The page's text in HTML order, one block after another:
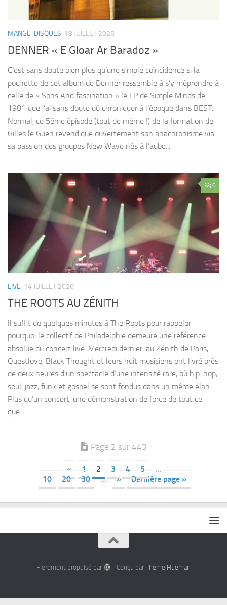
MANGE-DISQUES 18 JUILLET 2026
DENNER « E Gloar Ar Baradoz »
C’est sans doute bien plus qu’une simple coïncidence si la
pochette de cet album de Denner ressemble à s’y méprendre à
celle de « Sons And fascination » le LP de Simple Minds de
1981 que j’ai sans doute dû chroniquer à l’époque dans BEST.
Normal, ce 5éme épisode (tout de même !) de la formation de
Gilles le Guen revendique ouvertement son anachronisme via
sa passion des groupes New Wave nés à l’aube...
0
LIVE 14 JUILLET 2026
THE ROOTS AU ZÉNITH
Il suffit de quelques minutes à The Roots pour rappeler
pourquoi le collectif de Philadelphie demeure une référence
absolue du concert live. Mercredi dernier, au Zénith de Paris,
Questlove, Black Thought et leurs huit musiciens ont livré près
de deux heures d’un spectacle d’une intensité rare, où hip-hop,
soul, jazz, funk et gospel se sont fondus dans un même élan.
Plus qu’un concert, une démonstration de force de tout ce
que...
Page 2 sur 443
« 1 2 3 4 5
…
10
20 30 … » Dernière page »
Fièrement propulsé par - Conçu par Thème Hueman